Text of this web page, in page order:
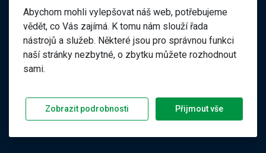
Elektronická podatelna
ID datové schránky:
98pgf7m
2026 ZŠ a MŠ 17. listopadu, Kopřivnice | |Předchozí web
Prohlášení o přístupnosti
GDPR Nastavení soukromí
Abychom mohli vylepšovat náš web, potřebujeme
vědět, co Vás zajímá. K tomu nám slouží řada
nástrojů a služeb. Některé jsou pro správnou funkci
naší stránky nezbytné, o zbytku můžete rozhodnout
sami.
Zobrazit podrobnosti Přijmout vše